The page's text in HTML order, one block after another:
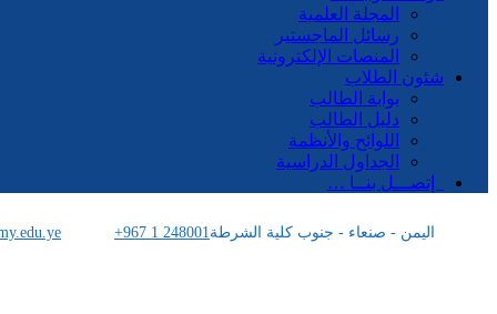
المجلة العلمية
رسائل الماجستير
المنصات الإلكترونية
شئون الطلاب
بوابة الطالب
دليل الطالب
اللوائح والأنظمة
الجداول الدراسية
إتصـــل بنــا …
اليمن - صنعاء - جنوب كلية الشرطة+967 1 248001